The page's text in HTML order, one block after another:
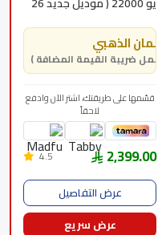
F26TP-24C
الضمان الذهبي
قسّمها على طريقتك، اشتر الآن وادفع
لاحقاً
2,399.00
4.5
عرض التفاصيل
عرض سريع